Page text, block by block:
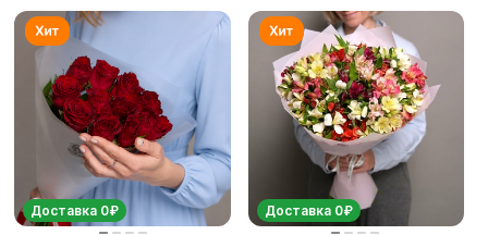
Доставка 0₽ Доставка 0₽